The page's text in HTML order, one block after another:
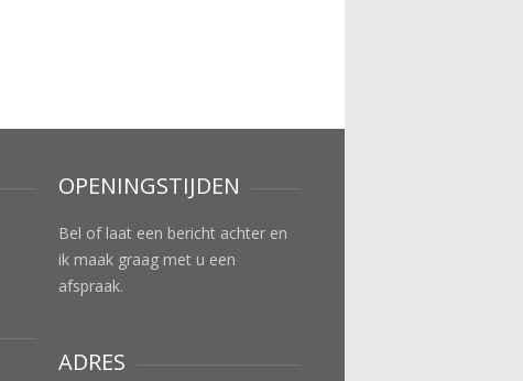
OPENINGSTIJDEN
Bel of laat een bericht achter en
ik maak graag met u een
afspraak.
ADRES